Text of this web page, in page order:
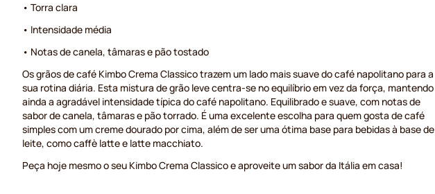
• Torra clara
• Intensidade média
• Notas de canela, tâmaras e pão tostado
Os grãos de café Kimbo Crema Classico trazem um lado mais suave do café napolitano para a
sua rotina diária. Esta mistura de grão leve centra-se no equilíbrio em vez da força, mantendo
ainda a agradável intensidade típica do café napolitano. Equilibrado e suave, com notas de
sabor de canela, tâmaras e pão torrado. É uma excelente escolha para quem gosta de café
simples com um creme dourado por cima, além de ser uma ótima base para bebidas à base de
leite, como caffè latte e latte macchiato.
Peça hoje mesmo o seu Kimbo Crema Classico e aproveite um sabor da Itália em casa!